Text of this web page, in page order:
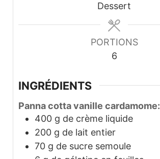
Dessert
PORTIONS
6
INGRÉDIENTS
Panna cotta vanille cardamome:
400 g de crème liquide
200 g de lait entier
70 g de sucre semoule